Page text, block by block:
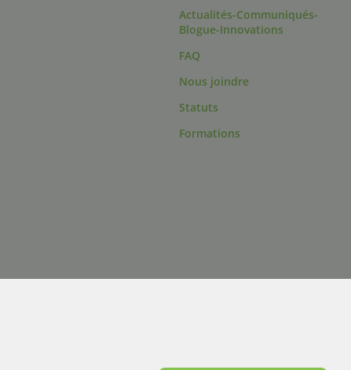
Actualités-Communiqués-
Blogue-Innovations
FAQ
Nous joindre
Statuts
Formations